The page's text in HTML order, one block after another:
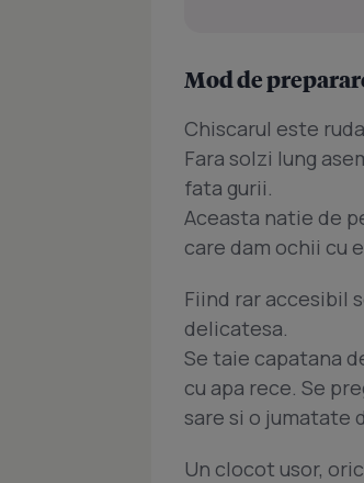
Mod de
Chiscarul este
Fara solzi lung
fata gurii.
Aceasta natie de
care dam ochii cu
Fiind rar accesibil
delicatesa.
Se taie capatana
cu apa rece. Se
sare si o jumatate
Un clocot usor,